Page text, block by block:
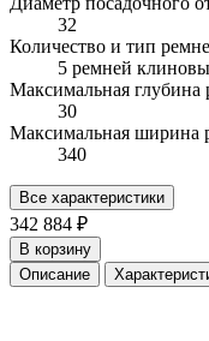
32
Количество и тип
5 ремней
Максимальная глубина
30
Максимальная ширина
340
Все характеристики
342 884 ₽
В корзину
Описание